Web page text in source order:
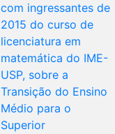
com ingressantes de
2015 do curso de
licenciatura em
matemática do IME-
USP, sobre a
Transição do Ensino
Médio para o
Superior